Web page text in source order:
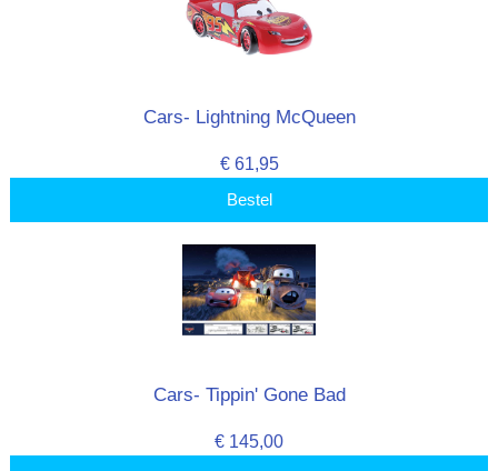
Cars- Lightning McQueen
€ 61,95
Bestel
Cars- Tippin' Gone Bad
€ 145,00